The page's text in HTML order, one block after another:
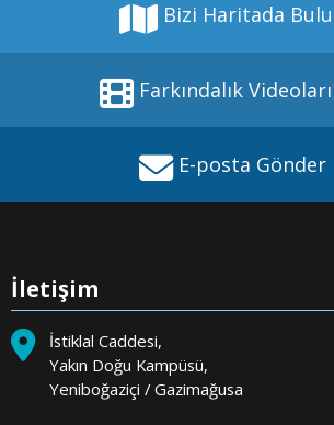
Bizi Haritada
Farkındalık
E-posta Gönder
İletişim
İstiklal Caddesi,
Yakın Doğu Kampüsü,
Yeniboğaziçi / Gazimağusa